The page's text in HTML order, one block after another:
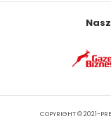
COPYRIGHT © 2021-